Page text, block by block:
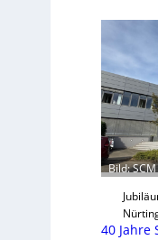
Bild:
40 Jahre